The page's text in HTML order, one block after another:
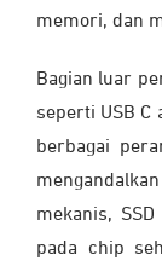
memori, dan
Bagian luar
seperti USB C
berbagai
mekanis,
pada chip